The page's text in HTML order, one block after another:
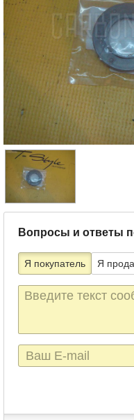
Вопросы и ответы
Я покупатель Я
Текст
сообщения
E-
mail